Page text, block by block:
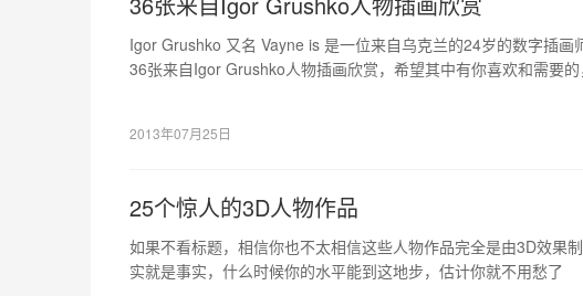
Igor Grushko 又名 Vayne is 是一位来自乌克兰的24岁的数字插画
36张来自Igor Grushko人物插画欣赏，希望其中有你喜欢和需要
2013年07月25日
25个惊人的3D人物作品
如果不看标题，相信你也不太相信这些人物作品完全是由3D效果
实就是事实，什么时候你的水平能到这地步，估计你就不用愁了